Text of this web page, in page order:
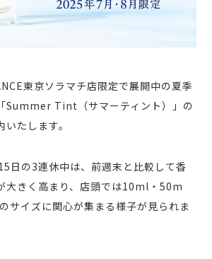
東京ソラマチ店限定で展開中の夏季
Summer Tint（サマーティント）」の
たします。
日の3連休中は、前週末と比較して香
大きく高まり、店頭では10ml・50m
サイズに関心が集まる様子が見られま